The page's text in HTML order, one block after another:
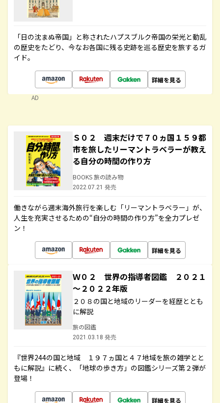
「日の沈まぬ帝国」と称されたハプスブルク帝国の栄光と動乱
の歴史をたどり、今なお各国に残る史跡を巡る歴史を旅するガ
イド。
詳細を見る
AD
Ｓ０２ 週末だけで７０ヵ国１５９都
市を旅したリーマントラベラーが教え
る自分の時間の作り方
BOOKS 旅の読み物
2022.07.21 発売
働きながら週末海外旅行を楽しむ「リーマントラベラー」が、
人生を充実させるための“自分の時間の作り方”を全力プレゼ
ン！
詳細を見る
Ｗ０２ 世界の指導者図鑑 ２０２１
～２０２２年版
２０８の国と地域のリーダーを経歴ととも
に解説
旅の図鑑
2021.03.18 発売
『世界244の国と地域 １９７ヵ国と４７地域を旅の雑学とと
もに解説』に続く、「地球の歩き方」の図鑑シリーズ第２弾が
登場！
詳細を見る